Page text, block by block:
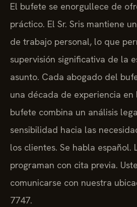
El bufete se enorgullece de
práctico. El Sr. Sris mantiene
de trabajo personal, lo que
supervisión significativa de la
asunto. Cada abogado del
una década de experiencia
bufete combina un análisis
sensibilidad hacia las
los clientes. Se habla español.
programan con cita previa.
comunicarse con nuestra
7747.